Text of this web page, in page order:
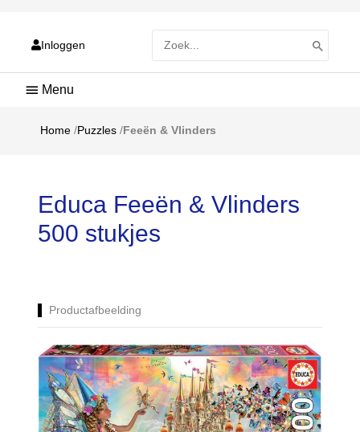
Inloggen
naar:
Hoofdmenu
Home /Puzzles /Feeën & Vlinders
Educa Feeën & Vlinders
500 stukjes
Productafbeelding